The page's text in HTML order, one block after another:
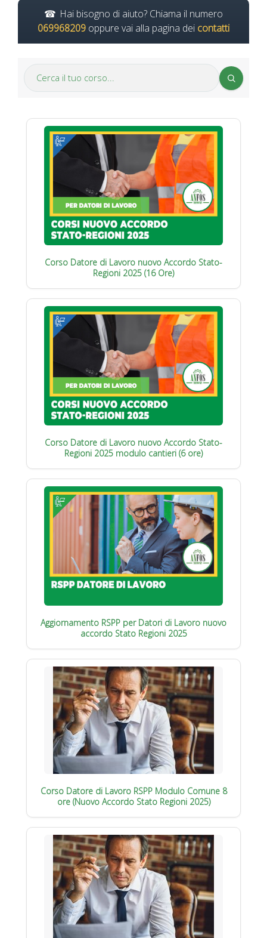
Hai bisogno di aiuto? Chiama il numero
069968209 oppure vai alla pagina dei contatti
Corso Datore di Lavoro nuovo Accordo Stato-
Regioni 2025 (16 Ore)
Corso Datore di Lavoro nuovo Accordo Stato-
Regioni 2025 modulo cantieri (6 ore)
Aggiornamento RSPP per Datori di Lavoro nuovo
accordo Stato Regioni 2025
Corso Datore di Lavoro RSPP Modulo Comune 8
ore (Nuovo Accordo Stato Regioni 2025)